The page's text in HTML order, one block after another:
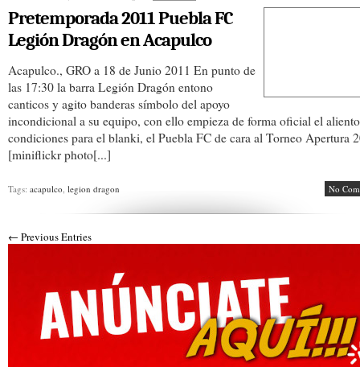
Pretemporada 2011 Puebla FC
Legión Dragón en Acapulco
Acapulco., GRO a 18 de Junio 2011 En punto de
las 17:30 la barra Legión Dragón entono
canticos y agito banderas símbolo del apoyo
incondicional a su equipo, con ello empieza de forma oficial el
condiciones para el blanki, el Puebla FC de cara al Torneo Apertura
[miniflickr photo[...]
Tags: acapulco, legion dragon No
← Previous Entries